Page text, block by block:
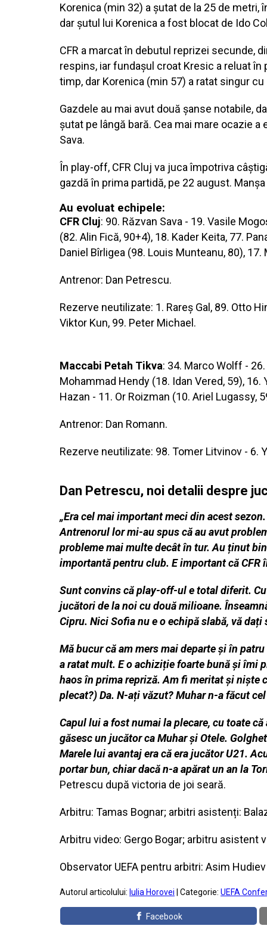
Korenica (min 32) a șutat de la 25 de
dar șutul lui Korenica a fost blocat de Ido
CFR a marcat în debutul reprizei secunde,
respins, iar fundașul croat Kresic a reluat
timp, dar Korenica (min 57) a ratat singur cu
Gazdele au mai avut două șanse notabile,
șutat pe lângă bară. Cea mai mare ocazie
Sava.
În play-off, CFR Cluj va juca împotriva
gazdă în prima partidă, pe 22 august.
Au evoluat echipele:
CFR Cluj: 90. Răzvan Sava - 19. Vasile
(82. Alin Fică, 90+4), 18. Kader Keita, 77.
Daniel Bîrligea (98. Louis Munteanu, 80),
Antrenor: Dan Petrescu.
Rezerve neutilizate: 1. Rareș Gal, 89. Otto
Viktor Kun, 99. Peter Michael.
Maccabi Petah Tikva: 34. Marco Wolff -
Mohammad Hendy (18. Idan Vered, 59),
Hazan - 11. Or Roizman (10. Ariel Lugassy,
Antrenor: Dan Romann.
Rezerve neutilizate: 98. Tomer Litvinov - 6.
Dan Petrescu, noi detalii despre
„Era cel mai important meci din acest
Antrenorullor mi-au spus că au avut
probleme mai multe decât în tur. Au ținut
importantă pentru club. E important că CFR
Sunt convins că play-off-ul e total diferit.
jucători de la noi cu două milioane.
Cipru. NiciSofia nu e o echipă slabă, vă
Mă bucur că am mers mai departe și în
a ratatmult. E o achiziție foarte bună și îmi
haos în primarepriză. Am fi meritat și niște
plecat?) Da. N-ați văzut? Muhar n-a făcut
Capul lui a fost numai la plecare, cu toate că
găsesc un jucător ca Muhar și Otele.
Marele lui avantaj era că era jucător U21.
portar bun, chiar dacă n-a apărat un an la
Petrescu după victoria de joi seară.
Arbitru: Tamas Bognar; arbitri asistenți:
Arbitru video: Gergo Bogar; arbitru asistent
Observator UEFA pentru arbitri: Asim
Autorul articolului: Iulia Horovei | Categorie: UEFA
Facebook